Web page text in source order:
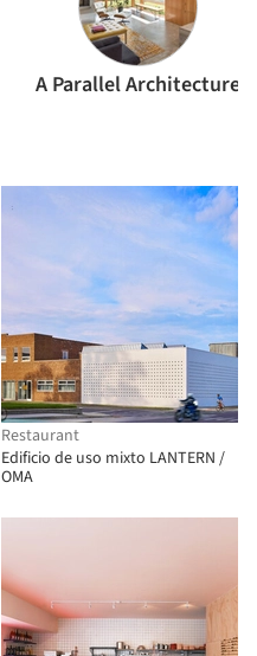
A Parallel Architecture
Restaurant
Edificio de uso mixto LANTERN /
OMA